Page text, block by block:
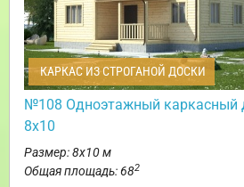
КАРКАС ИЗ СТРОГАНОЙ ДОСКИ
№108 Одноэтажный каркасный
8х10
Размер: 8х10 м
Общая площадь: 682